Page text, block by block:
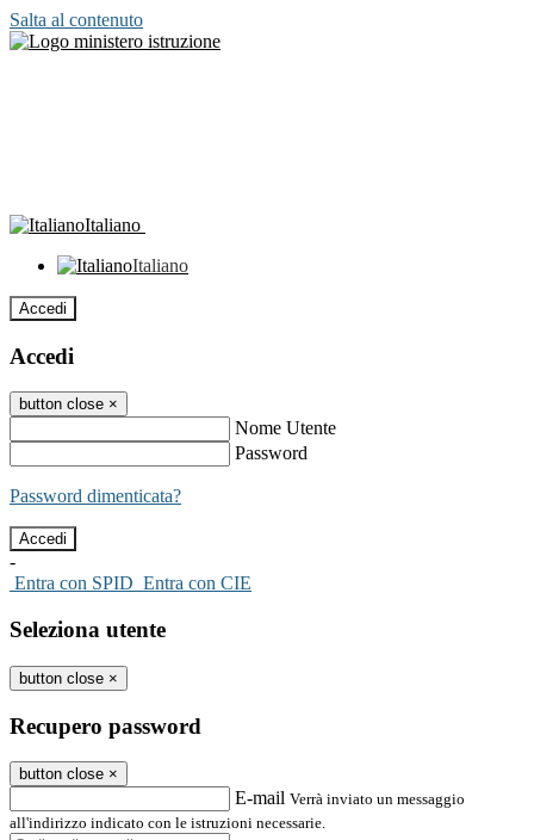
Salta al contenuto
Italiano
Italiano
Accedi
Accedi
button close ×
Nome Utente
Password
Password dimenticata?
-
Entra con SPID Entra con CIE
Seleziona utente
button close ×
Recupero password
button close ×
E-mail Verrà inviato un messaggio
all'indirizzo indicato con le istruzioni necessarie.